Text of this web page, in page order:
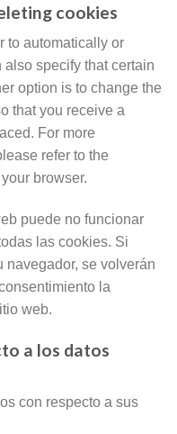
cookies
to automatically or
specify that certain
option is to change the
that you receive a
For more
refer to the
browser.
puede no funcionar
las cookies. Si
se volverán
la
web.
a los datos
con respecto a sus